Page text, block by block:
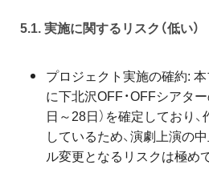
5.1.実施に関するリスク（低い）
プロジェクト実施の確約:
に下北沢OFF・OFFシアタ
日～28日）を確定しており、
しているため、演劇上演の
ル変更となるリスクは極め